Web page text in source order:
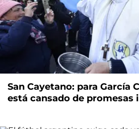
San Cayetano: para García
está cansado de promesas